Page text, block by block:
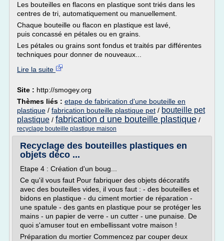
Les bouteilles en flacons en plastique sont triés dans les
centres de tri, automatiquement ou manuellement.
Chaque bouteille ou flacon en plastique est lavé,
puis concassé en pétales ou en grains.
Les pétales ou grains sont fondus et traités par différentes
techniques pour donner de nouveaux...
Lire la suite
Site : http://smogey.org
Thèmes liés : etape de fabrication d'une bouteille en
plastique / fabrication bouteille plastique pet / bouteille pet
plastique / fabrication d une bouteille plastique /
recyclage bouteille plastique maison
Recyclage des bouteilles plastiques en
objets déco ...
Etape 4 : Création d'un boug...
Ce qu'il vous faut Pour fabriquer des objets décoratifs
avec des bouteilles vides, il vous faut : - des bouteilles et
bidons en plastique - du ciment mortier de réparation -
une spatule - des gants en plastique pour se protéger les
mains - un papier de verre - un cutter - une punaise. De
quoi s'amuser tout en embellissant votre maison !
Préparation du mortier Commencez par couper deux